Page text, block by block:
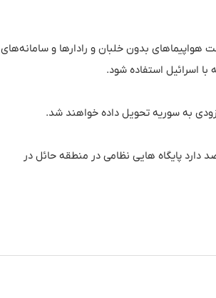
هواپیماهای بدون خلبان و رادارها و سامانه‌های
با اسرائیل استفاده شود.
به سوریه تحویل داده خواهند شد.
دارد پایگاه هایی نظامی در منطقه حائل در